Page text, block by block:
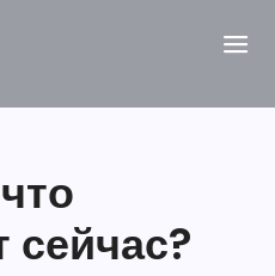
сейчас?